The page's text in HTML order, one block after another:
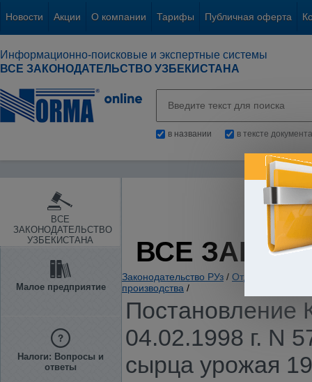
Новости Акции О компании Тарифы Публичная оферта
Информационно-поисковые и экспертные системы
ВСЕ ЗАКОНОДАТЕЛЬСТВО УЗБЕКИСТАНА
в названии в тексте документа
ВСЕ
ЗАКОНОДАТЕЛЬСТВО
УЗБЕКИСТАНА
Малое предприятие
Налоги: Вопросы и
ответы
ВСЕ
Законодательство РУз / Отдельные
производства /
Постановление
04.02.1998 г. N
сырца урожая